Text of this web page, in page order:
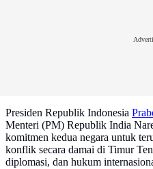
Presiden Republik Indonesia
Menteri (PM) Republik India
komitmen kedua negara untuk
konflik secara damai di Timur
diplomasi, dan hukum